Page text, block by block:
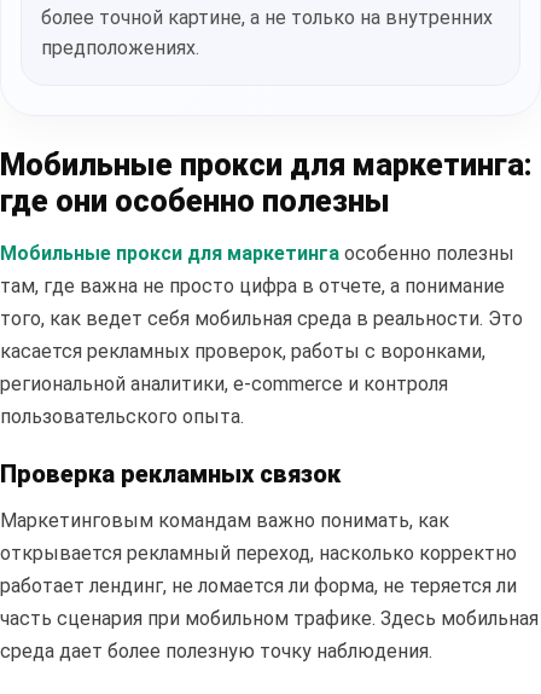
более точной картине, а не только на внутренних
предположениях.
Мобильные прокси для маркетинга:
где они особенно полезны
Мобильные прокси для маркетинга особенно полезны
там, где важна не просто цифра в отчете, а понимание
того, как ведет себя мобильная среда в реальности. Это
касается рекламных проверок, работы с воронками,
региональной аналитики, e-commerce и контроля
пользовательского опыта.
Проверка рекламных связок
Маркетинговым командам важно понимать, как
открывается рекламный переход, насколько корректно
работает лендинг, не ломается ли форма, не теряется ли
часть сценария при мобильном трафике. Здесь мобильная
среда дает более полезную точку наблюдения.